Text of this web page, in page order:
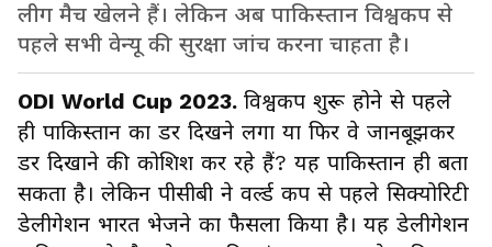
लीग मैच खेलने हैं। लेकिन अब पाकिस्तान विश्वकप से
पहले सभी वेन्यू की सुरक्षा जांच करना चाहता है।
ODI World Cup 2023. विश्वकप शुरू होने से पहले
ही पाकिस्तान का डर दिखने लगा या फिर वे जानबूझकर
डर दिखाने की कोशिश कर रहे हैं? यह पाकिस्तान ही बता
सकता है। लेकिन पीसीबी ने वर्ल्ड कप से पहले सिक्योरिटी
डेलीगेशन भारत भेजने का फैसला किया है। यह डेलीगेशन